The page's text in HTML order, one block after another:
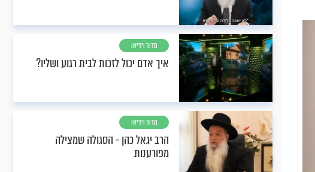
מדור וידיאו
איך אדם יכול לזכות לבית רגוע ושליו?
מדור וידיאו
הרב יגאל כהן - הסגולה שמצילה
מפורענות